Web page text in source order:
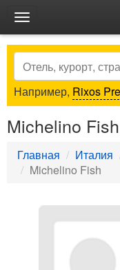
Toggle
navigation
Search
Например, Rixos
Michelino Fish
Главная Италия
Michelino Fish